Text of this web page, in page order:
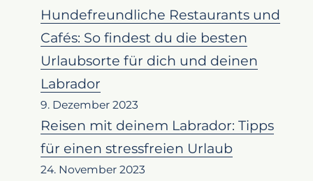
Hundefreundliche Restaurants und
Cafés: So findest du die besten
Urlaubsorte für dich und deinen
Labrador
9. Dezember 2023
Reisen mit deinem Labrador: Tipps
für einen stressfreien Urlaub
24. November 2023